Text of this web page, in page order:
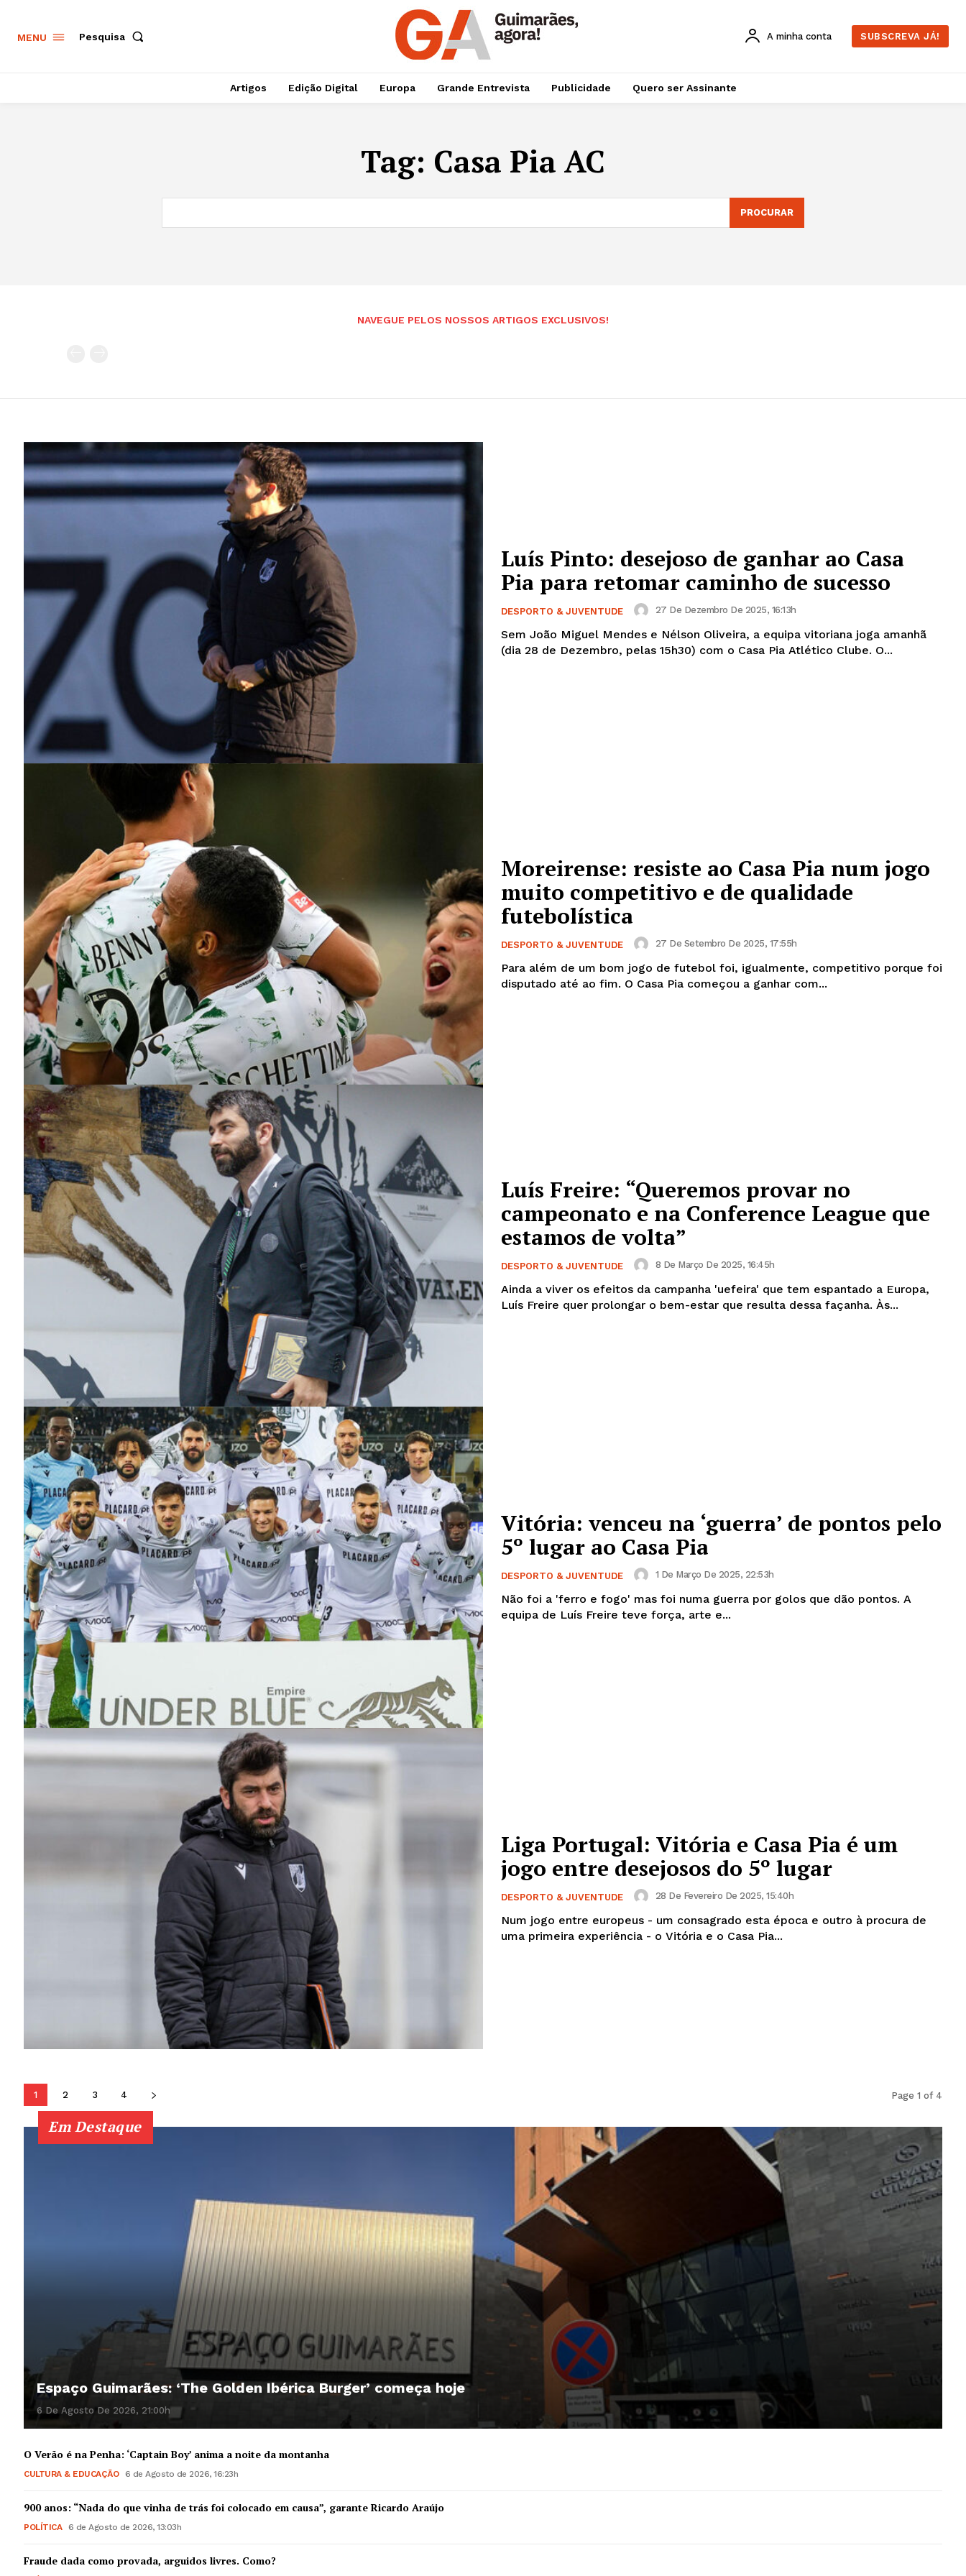
Guimarães, agora!
SUBSCREVA JÁ!
Institucional
Artigos
Edição Digital
Europa
Grande Entrevista
Publicidade
Quero ser Assinante
MENU Pesquisa A minha conta SUBSCREVA JÁ!
Artigos Edição Digital Europa Grande Entrevista Publicidade Quero ser Assinante
Tag: Casa Pia AC
PROCURAR
NAVEGUE PELOS NOSSOS ARTIGOS EXCLUSIVOS!
Luís Pinto: desejoso de ganhar ao Casa
Pia para retomar caminho de sucesso
DESPORTO & JUVENTUDE 27 De Dezembro De 2025, 16:13h
Sem João Miguel Mendes e Nélson Oliveira, a equipa vitoriana joga amanhã
(dia 28 de Dezembro, pelas 15h30) com o Casa Pia Atlético Clube. O...
Moreirense: resiste ao Casa Pia num jogo
muito competitivo e de qualidade
futebolística
DESPORTO & JUVENTUDE 27 De Setembro De 2025, 17:55h
Para além de um bom jogo de futebol foi, igualmente, competitivo porque foi
disputado até ao fim. O Casa Pia começou a ganhar com...
Luís Freire: “Queremos provar no
campeonato e na Conference League que
estamos de volta”
DESPORTO & JUVENTUDE 8 De Março De 2025, 16:45h
Ainda a viver os efeitos da campanha 'uefeira' que tem espantado a Europa,
Luís Freire quer prolongar o bem-estar que resulta dessa façanha. Às...
Vitória: venceu na ‘guerra’ de pontos pelo
5º lugar ao Casa Pia
DESPORTO & JUVENTUDE 1 De Março De 2025, 22:53h
Não foi a 'ferro e fogo' mas foi numa guerra por golos que dão pontos. A
equipa de Luís Freire teve força, arte e...
Liga Portugal: Vitória e Casa Pia é um
jogo entre desejosos do 5º lugar
DESPORTO & JUVENTUDE 28 De Fevereiro De 2025, 15:40h
Num jogo entre europeus - um consagrado esta época e outro à procura de
uma primeira experiência - o Vitória e o Casa Pia...
1 2 3 4 Page 1 of 4
Em Destaque
Espaço Guimarães: ‘The Golden Ibérica Burger’ começa hoje
6 De Agosto De 2026, 21:00h
O Verão é na Penha: ‘Captain Boy’ anima a noite da montanha
CULTURA & EDUCAÇÃO 6 de Agosto de 2026, 16:23h
900 anos: “Nada do que vinha de trás foi colocado em causa”, garante Ricardo Araújo
POLÍTICA 6 de Agosto de 2026, 13:03h
Fraude dada como provada, arguidos livres. Como?